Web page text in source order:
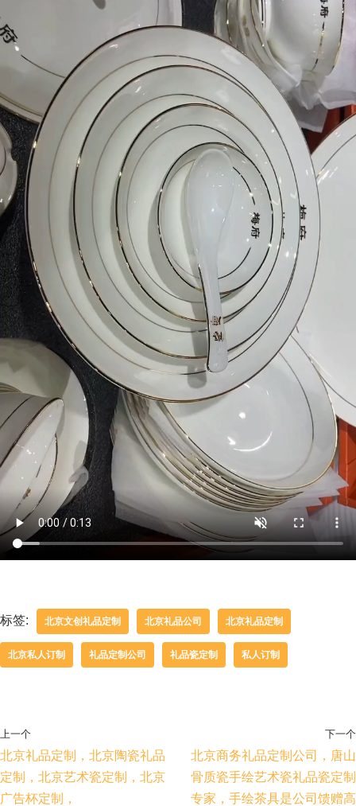
标签: 北京文创礼品定制 北京礼品公司 北京礼品定制
北京私人订制 礼品定制公司 礼品瓷定制 私人订制
上一个
北京礼品定制，北京陶瓷礼品
定制，北京艺术瓷定制，北京
广告杯定制，
下一个
北京商务礼品定制公司，唐山
骨质瓷手绘艺术瓷礼品瓷定制
专家，手绘茶具是公司馈赠高